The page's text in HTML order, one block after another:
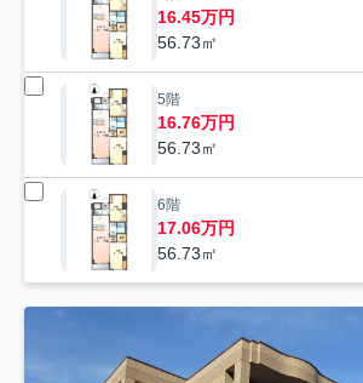
16.45万円
56.73㎡
5階
16.76万円
56.73㎡
6階
17.06万円
56.73㎡